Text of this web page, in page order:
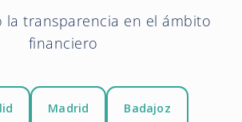
la transparencia en el ámbito
financiero
Madrid Badajoz